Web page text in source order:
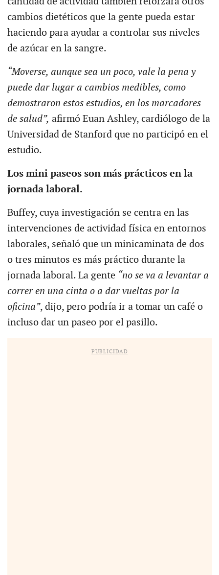
cambios dietéticos que la gente pueda estar
haciendo para ayudar a controlar sus niveles
de azúcar en la sangre.
“Moverse, aunque sea un poco, vale la pena y
puede dar lugar a cambios medibles, como
demostraron estos estudios, en los marcadores
de salud”, afirmó Euan Ashley, cardiólogo de la
Universidad de Stanford que no participó en el
estudio.
Los mini paseos son más prácticos en la
jornada laboral.
Buffey, cuya investigación se centra en las
intervenciones de actividad física en entornos
laborales, señaló que un minicaminata de dos
o tres minutos es más práctico durante la
jornada laboral. La gente “no se va a levantar a
correr en una cinta o a dar vueltas por la
oficina”, dijo, pero podría ir a tomar un café o
incluso dar un paseo por el pasillo.
PUBLICIDAD